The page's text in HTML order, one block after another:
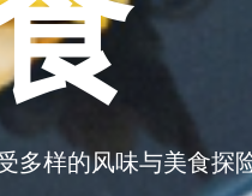
多样的风味与美食探